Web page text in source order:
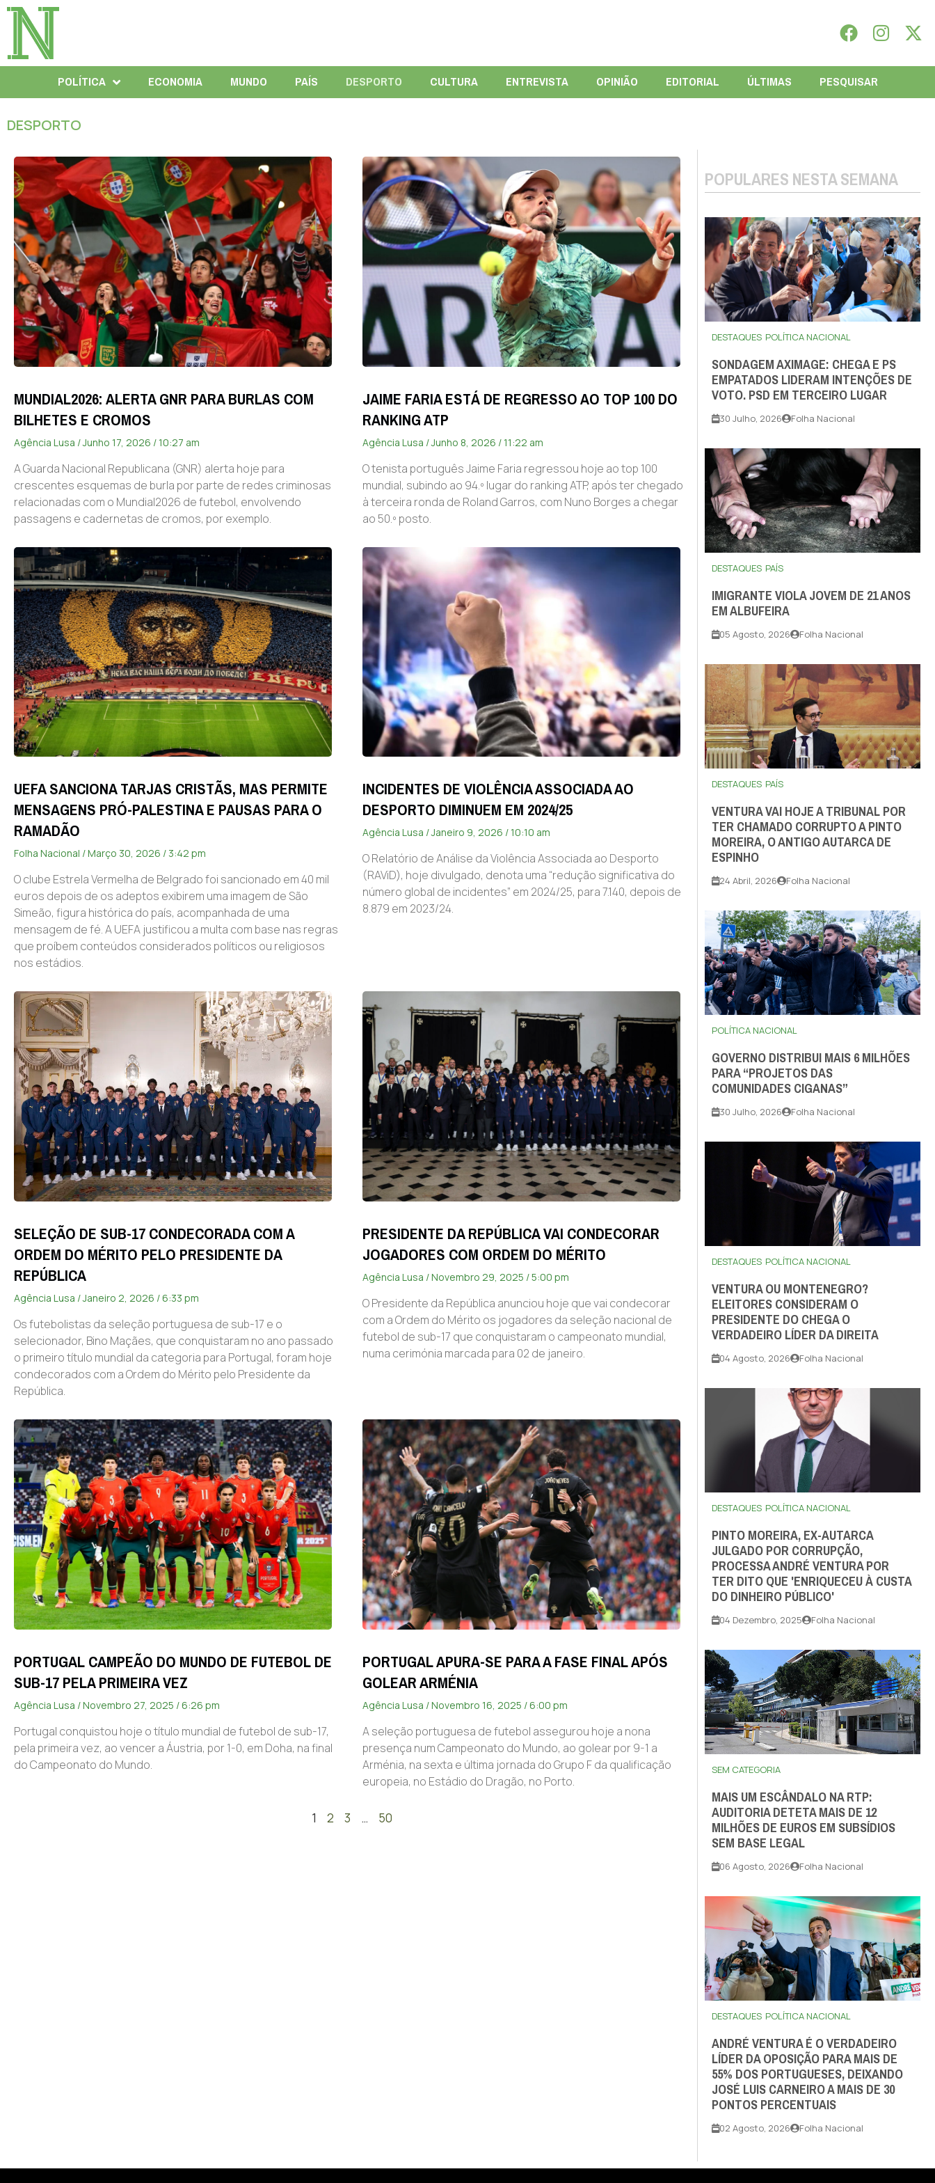
POLÍTICA ECONOMIA MUNDO PAÍS DESPORTO CULTURA ENTREVISTA OPINIÃO EDITORIAL ÚLTIMAS PESQUISAR
DESPORTO
MUNDIAL2026: ALERTA GNR PARA BURLAS COM
BILHETES E CROMOS
Agência Lusa Junho 17, 2026 10:27 am
A Guarda Nacional Republicana (GNR) alerta hoje para
crescentes esquemas de burla por parte de redes criminosas
relacionadas com o Mundial2026 de futebol, envolvendo
passagens e cadernetas de cromos, por exemplo.
JAIME FARIA ESTÁ DE REGRESSO AO TOP 100 DO
RANKING ATP
Agência Lusa Junho 8, 2026 11:22 am
O tenista português Jaime Faria regressou hoje ao top 100
mundial, subindo ao 94.º lugar do ranking ATP, após ter chegado
à terceira ronda de Roland Garros, com Nuno Borges a chegar
ao 50.º posto.
UEFA SANCIONA TARJAS CRISTÃS, MAS PERMITE
MENSAGENS PRÓ-PALESTINA E PAUSAS PARA O
RAMADÃO
Folha Nacional Março 30, 2026 3:42 pm
O clube Estrela Vermelha de Belgrado foi sancionado em 40 mil
euros depois de os adeptos exibirem uma imagem de São
Simeão, figura histórica do país, acompanhada de uma
mensagem de fé. A UEFA justificou a multa com base nas regras
que proíbem conteúdos considerados políticos ou religiosos
nos estádios.
INCIDENTES DE VIOLÊNCIA ASSOCIADA AO
DESPORTO DIMINUEM EM 2024/25
Agência Lusa Janeiro 9, 2026 10:10 am
O Relatório de Análise da Violência Associada ao Desporto
(RAViD), hoje divulgado, denota uma “redução significativa do
número global de incidentes” em 2024/25, para 7.140, depois de
8.879 em 2023/24.
SELEÇÃO DE SUB-17 CONDECORADA COM A
ORDEM DO MÉRITO PELO PRESIDENTE DA
REPÚBLICA
Agência Lusa Janeiro 2, 2026 6:33 pm
Os futebolistas da seleção portuguesa de sub-17 e o
selecionador, Bino Maçães, que conquistaram no ano passado
o primeiro título mundial da categoria para Portugal, foram hoje
condecorados com a Ordem do Mérito pelo Presidente da
República.
PRESIDENTE DA REPÚBLICA VAI CONDECORAR
JOGADORES COM ORDEM DO MÉRITO
Agência Lusa Novembro 29, 2025 5:00 pm
O Presidente da República anunciou hoje que vai condecorar
com a Ordem do Mérito os jogadores da seleção nacional de
futebol de sub-17 que conquistaram o campeonato mundial,
numa cerimónia marcada para 02 de janeiro.
PORTUGAL CAMPEÃO DO MUNDO DE FUTEBOL DE
SUB-17 PELA PRIMEIRA VEZ
Agência Lusa Novembro 27, 2025 6:26 pm
Portugal conquistou hoje o título mundial de futebol de sub-17,
pela primeira vez, ao vencer a Áustria, por 1-0, em Doha, na final
do Campeonato do Mundo.
PORTUGAL APURA-SE PARA A FASE FINAL APÓS
GOLEAR ARMÉNIA
Agência Lusa Novembro 16, 2025 6:00 pm
A seleção portuguesa de futebol assegurou hoje a nona
presença num Campeonato do Mundo, ao golear por 9-1 a
Arménia, na sexta e última jornada do Grupo F da qualificação
europeia, no Estádio do Dragão, no Porto.
1 2 3 … 50
POPULARES NESTA SEMANA
DESTAQUES POLÍTICA NACIONAL
SONDAGEM AXIMAGE: CHEGA E PS
EMPATADOS LIDERAM INTENÇÕES DE
VOTO. PSD EM TERCEIRO LUGAR
30 Julho, 2026 Folha Nacional
DESTAQUES PAÍS
IMIGRANTE VIOLA JOVEM DE 21 ANOS
EM ALBUFEIRA
05 Agosto, 2026 Folha Nacional
DESTAQUES PAÍS
VENTURA VAI HOJE A TRIBUNAL POR
TER CHAMADO CORRUPTO A PINTO
MOREIRA, O ANTIGO AUTARCA DE
ESPINHO
24 Abril, 2026 Folha Nacional
POLÍTICA NACIONAL
GOVERNO DISTRIBUI MAIS 6 MILHÕES
PARA “PROJETOS DAS
COMUNIDADES CIGANAS”
30 Julho, 2026 Folha Nacional
DESTAQUES POLÍTICA NACIONAL
VENTURA OU MONTENEGRO?
ELEITORES CONSIDERAM O
PRESIDENTE DO CHEGA O
VERDADEIRO LÍDER DA DIREITA
04 Agosto, 2026 Folha Nacional
DESTAQUES POLÍTICA NACIONAL
PINTO MOREIRA, EX-AUTARCA
JULGADO POR CORRUPÇÃO,
PROCESSA ANDRÉ VENTURA POR
TER DITO QUE 'ENRIQUECEU À CUSTA
DO DINHEIRO PÚBLICO'
04 Dezembro, 2025 Folha Nacional
SEM CATEGORIA
MAIS UM ESCÂNDALO NA RTP:
AUDITORIA DETETA MAIS DE 12
MILHÕES DE EUROS EM SUBSÍDIOS
SEM BASE LEGAL
06 Agosto, 2026 Folha Nacional
DESTAQUES POLÍTICA NACIONAL
ANDRÉ VENTURA É O VERDADEIRO
LÍDER DA OPOSIÇÃO PARA MAIS DE
55% DOS PORTUGUESES, DEIXANDO
JOSÉ LUIS CARNEIRO A MAIS DE 30
PONTOS PERCENTUAIS
02 Agosto, 2026 Folha Nacional